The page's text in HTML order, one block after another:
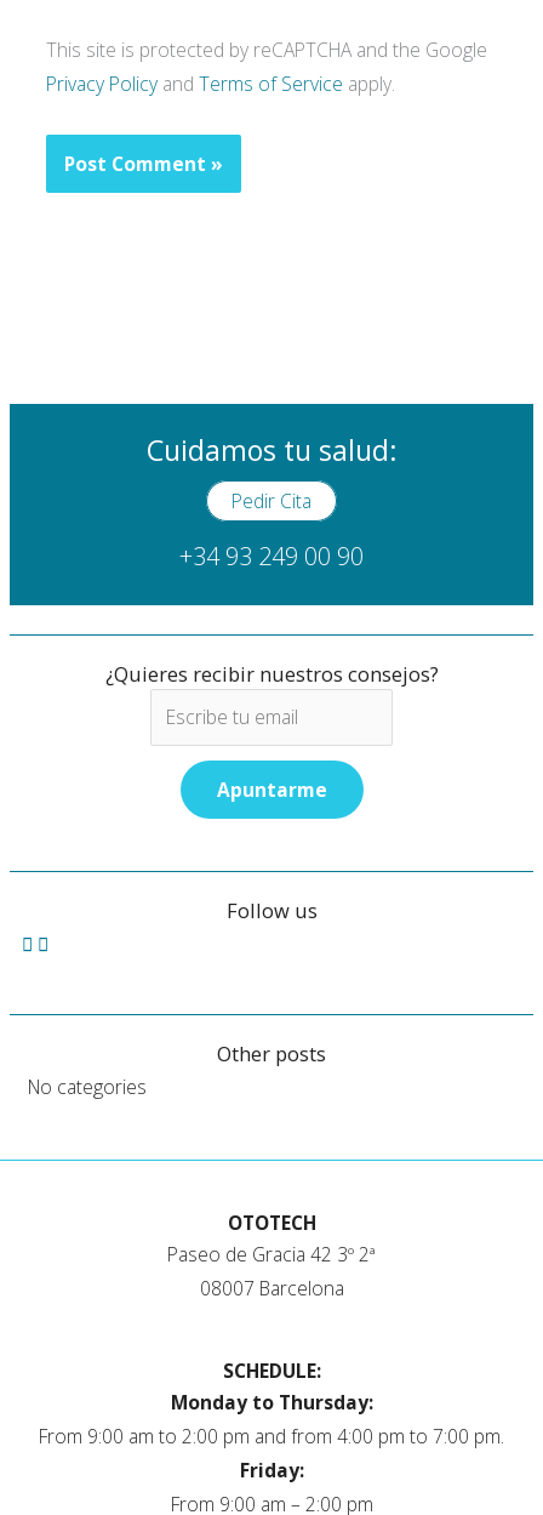
This site is protected by reCAPTCHA and the Google
Privacy Policy andTerms of Service apply.
Cuidamos tu salud:
Pedir Cita
+34 93 249 00 90
¿Quieres recibir nuestros consejos?
Follow us
Other posts
No categories
OTOTECH
Paseo de Gracia 42 3º 2ª
08007 Barcelona
SCHEDULE:
Monday to Thursday:
From 9:00 am to 2:00 pm and from 4:00 pm to 7:00 pm.
Friday:
From 9:00 am – 2:00 pm